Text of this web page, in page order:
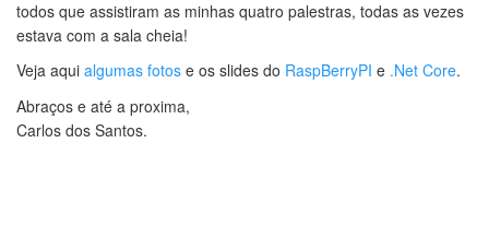
todos que assistiram as minhas quatro palestras, todas as vezes
estava com a sala cheia!
Veja aqui algumas fotos e os slides do RaspBerryPI e .Net Core.
Abraços e até a proxima,
Carlos dos Santos.